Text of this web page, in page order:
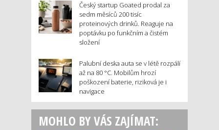
Český startup Goated prodal za
sedm měsíců 200 tisíc
proteinových drinků. Reaguje na
poptávku po funkčním a čistém
složení
Palubní deska auta se v létě rozpálí
až na 80 °C. Mobilům hrozí
poškození baterie, riziková je i
navigace
MOHLO BY VÁS ZAJÍMAT: